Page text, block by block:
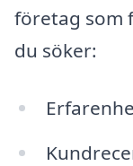
företag som
du söker: